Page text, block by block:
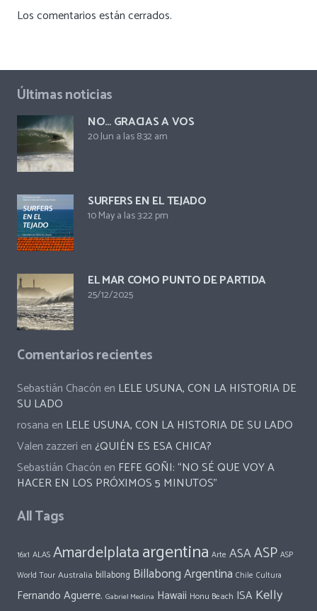
Los comentarios están cerrados.
Últimas noticias
NO… GRACIAS A VOS
20 Jun a las 8:32 am
SURFERS EN EL TEJADO
10 May a las 3:22 pm
EL MAR COMO PUNTO DE PARTIDA
25/12/2025
Comentarios recientes
Sebastián Chacón en LELE USUNA, CON LA HISTORIA DE
SU LADO
rosana en LELE USUNA, CON LA HISTORIA DE SU LADO
Valen zazzeri en¿QUIÉN ES ESA CHICA?
Sebastián Chacón en FEFE GOÑI: “NO SÉ QUE VOY A
HACER EN LOS PRÓXIMOS 5 MINUTOS”
All Tags
16x1 ALAS Amardelplataargentina Arte ASAASP ASP
World Tour Australia billabong Billabong Argentina Chile Cultura
Fernando Aguerre. Gabriel Medina Hawaii Honu Beach ISA Kelly